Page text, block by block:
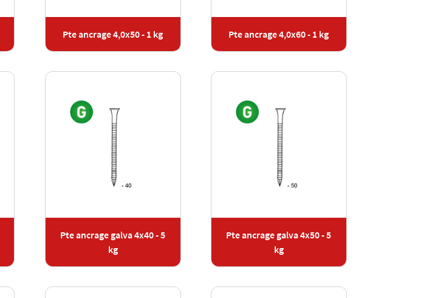
Pte ancrage 4,0x50 - 1 kg Pte ancrage 4,0x60 - 1 kg
Pte ancrage galva 4x40 - 5
kg
Pte ancrage galva 4x50 - 5
kg